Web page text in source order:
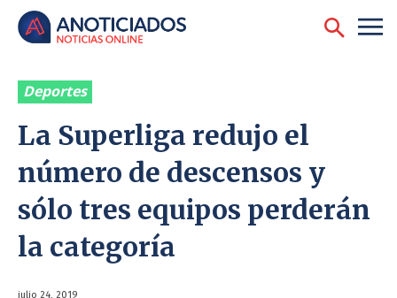
Deportes
La Superliga redujo el
número de descensos y
sólo tres equipos perderán
la categoría
julio 24, 2019